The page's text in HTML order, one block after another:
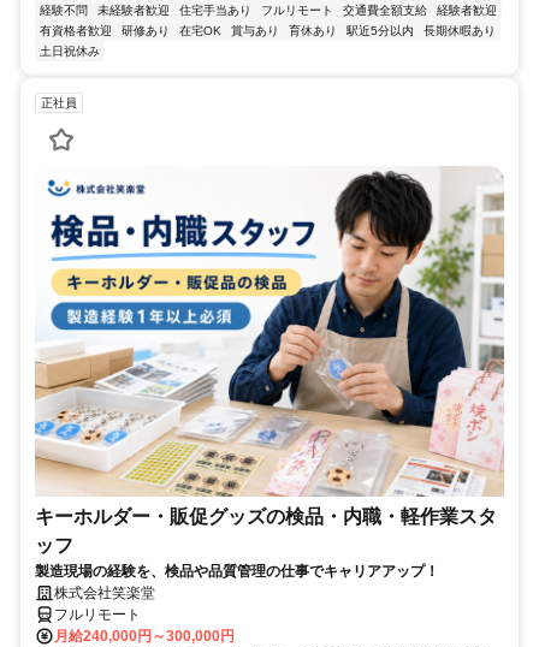
経験不問
未経験者歓迎 住宅手当あり フルリモート 交通費全額支給
経験者歓迎
有資格者歓迎
研修あり 在宅OK 賞与あり 育休あり 駅近5分以内
長期休暇あり
土日祝休み
正社員
キーホルダー・販促グッズの検品・内職・軽作業スタ
ッフ
製造現場の経験を、検品や品質管理の仕事でキャリアアップ！
株式会社笑楽堂
フルリモート
月給240,000円～300,000円